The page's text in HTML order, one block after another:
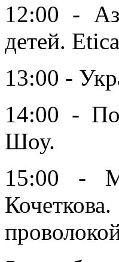
12:00 -
детей.
13:00 -
14:00 -
Шоу.
15:00 -